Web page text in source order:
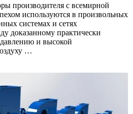
производителя с всемирной
используются в произвольных
системах и сетях
доказанному практически
и высокой
…